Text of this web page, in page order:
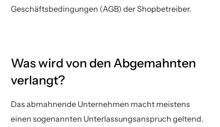
Geschäftsbedingungen (AGB) der Shopbetreiber.
Was wird von den Abgemahnten
verlangt?
Das abmahnende Unternehmen macht meistens
einen sogenannten Unterlassungsanspruch geltend.